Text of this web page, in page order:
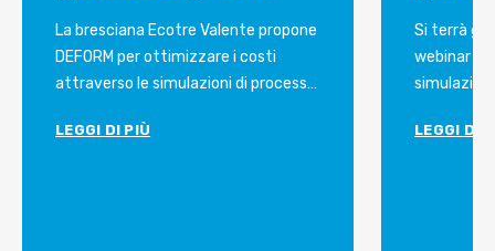
La bresciana Ecotre Valente propone
DEFORM per ottimizzare i costi
attraverso le simulazioni di processo
produzioni nelle fasce di costo più
LEGGI DI PIÙ
Si terrà
webinar
LEGGI DI